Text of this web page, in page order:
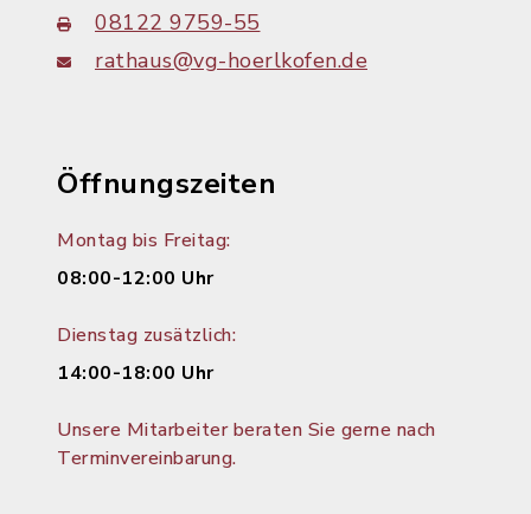
08122 9759-55
rathaus@vg-hoerlkofen.de
Öffnungszeiten
Montag bis Freitag:
08:00-12:00 Uhr
Dienstag zusätzlich:
14:00-18:00 Uhr
Unsere Mitarbeiter beraten Sie gerne nach
Terminvereinbarung.